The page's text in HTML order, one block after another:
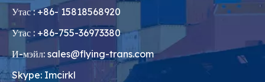
Утас : +86- 15818568920
Утас : +86-755-36973380
И-мэйл: sales@flying-trans.com
Skype: Imcirkl